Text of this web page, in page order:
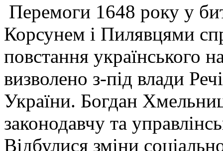
Перемоги 1648 року у
Корсунем і Пилявцями
повстання українського
визволено з-під влади
України. Богдан
законодавчу та
Відбулися зміни